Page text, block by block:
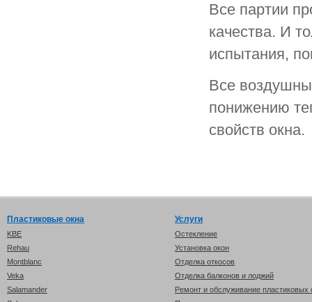
Все партии
качества. И
испытания,
Все
понижению
свойств окна.
Пластиковые окна
KBE
Rehau
Montblanc
Veka
Salamander
Услуги
Остекление
Установка окон
Отделка откосов
Отделка балконов и лоджий
Ремонт и обслуживание пластиковых